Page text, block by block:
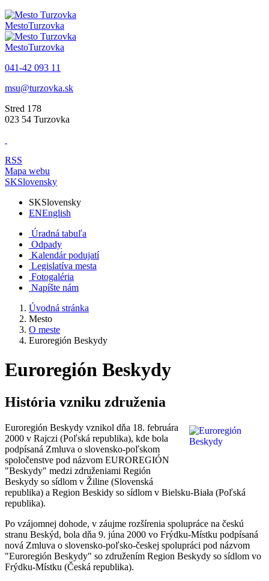
MestoTurzovka
MestoTurzovka
041-42 093 11
msu@turzovka.sk
Stred 178
023 54 Turzovka
RSS
Mapa webu
SKSlovensky
SKSlovensky
ENEnglish
Úradná tabuľa
Odpady
Kalendár podujatí
Legislatíva mesta
Fotogaléria
Napíšte nám
Úvodná stránka
Mesto
O meste
Euroregión Beskydy
Euroregión Beskydy
História vzniku združenia
Euroregión Beskydy vznikol dňa 18. februára
2000 v Rajczi (Poľská republika), kde bola
podpísaná Zmluva o slovensko-poľskom
spoločenstve pod názvom EUROREGIÓN
"Beskydy" medzi združeniami Región
Beskydy so sídlom v Žiline (Slovenská
republika) a Region Beskidy so sídlom v Bielsku-Biała (Poľská
republika).
Po vzájomnej dohode, v záujme rozšírenia spolupráce na českú
stranu Beskýd, bola dňa 9. júna 2000 vo Frýdku-Místku podpísaná
nová Zmluva o slovensko-poľsko-českej spolupráci pod názvom
"Euroregión Beskydy" so združením Region Beskydy so sídlom vo
Frýdku-Místku (Česká republika).